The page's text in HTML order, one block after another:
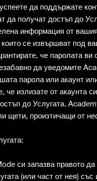
да поддържате
да получат достъп до
информация от
които се извършват под
че паролата
да уведомите
парола или акаунт
че излизате от акаунта
до Услугата.
щети, произтичащи от
си запазва правото
(или част от нея)